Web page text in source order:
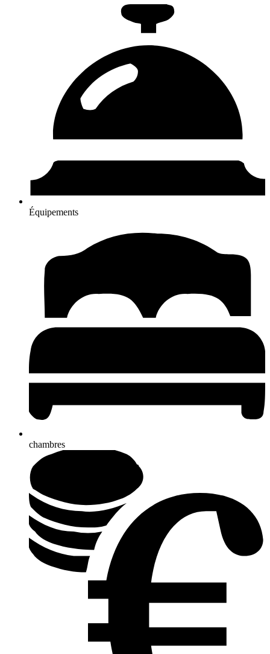
Équipements
chambres